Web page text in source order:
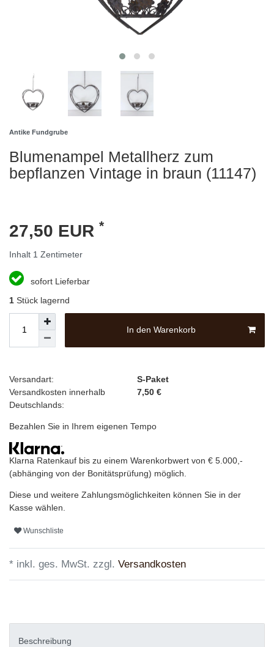
Antike Fundgrube
Blumenampel Metallherz zum
bepflanzen Vintage in braun (11147)
27,50 EUR *
Inhalt 1 Zentimeter
sofort Lieferbar
1 Stück lagernd
In den Warenkorb
Versandart:
S-Paket
Versandkosten innerhalb
Deutschlands:
7,50 €
Bezahlen Sie in Ihrem eigenen Tempo
Klarna Ratenkauf bis zu einem Warenkorbwert von € 5.000,-
(abhänging von der Bonitätsprüfung) möglich.
Diese und weitere Zahlungsmöglichkeiten können Sie in der
Kasse wählen.
Wunschliste
* inkl. ges. MwSt. zzgl. Versandkosten
Beschreibung